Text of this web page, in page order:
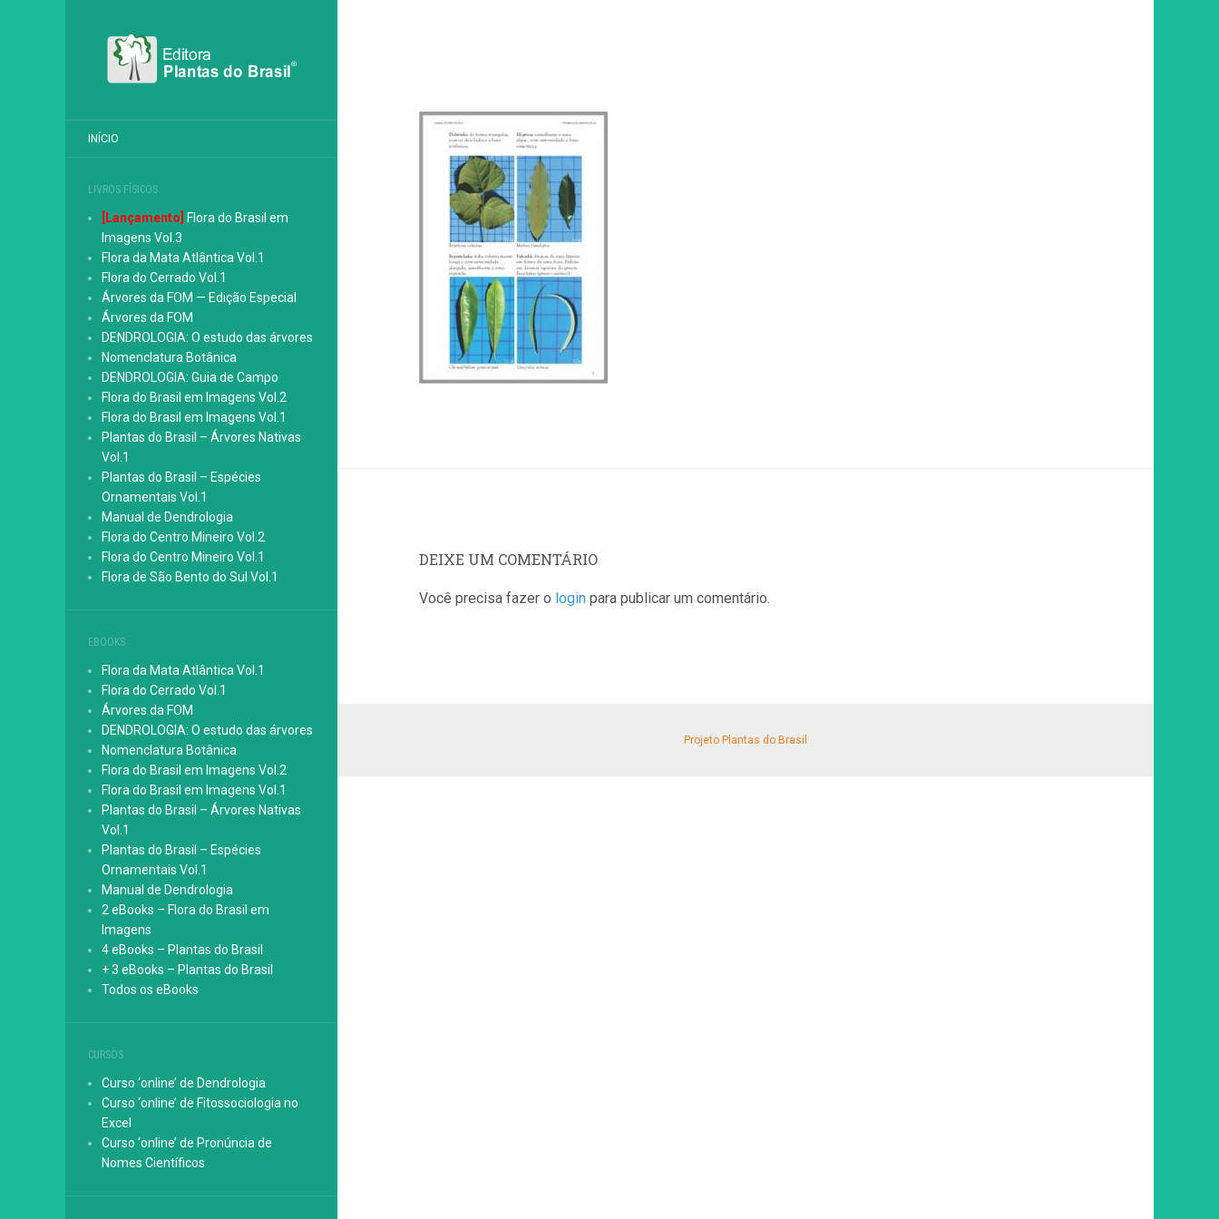
INÍCIO
LIVROS FÍSICOS
[Lançamento]
Flora do Brasil em
Imagens Vol.3
Flora da Mata Atlântica Vol.1
Flora do Cerrado Vol.1
Árvores da FOM — Edição Especial
Árvores da FOM
DENDROLOGIA: O estudo das árvores
Nomenclatura Botânica
DENDROLOGIA: Guia de Campo
Flora do Brasil em Imagens Vol.2
Flora do Brasil em Imagens Vol.1
Plantas do Brasil – Árvores Nativas
Vol.1
Plantas do Brasil – Espécies
Ornamentais Vol.1
Manual de Dendrologia
Flora do Centro Mineiro Vol.2
Flora do Centro Mineiro Vol.1
Flora de São Bento do Sul Vol.1
EBOOKS
Flora da Mata Atlântica Vol.1
Flora do Cerrado Vol.1
Árvores da FOM
DENDROLOGIA: O estudo das árvores
Nomenclatura Botânica
Flora do Brasil em Imagens Vol.2
Flora do Brasil em Imagens Vol.1
Plantas do Brasil – Árvores Nativas
Vol.1
Plantas do Brasil – Espécies
Ornamentais Vol.1
Manual de Dendrologia
2 eBooks – Flora do Brasil em
Imagens
4 eBooks – Plantas do Brasil
+ 3 eBooks – Plantas do Brasil
Todos os eBooks
CURSOS
Curso ‘online’ de Dendrologia
Curso ‘online’ de Fitossociologia no
Excel
Curso ‘online’ de Pronúncia de
Nomes Científicos
DEIXE UM COMENTÁRIO
Você precisa fazer o login para publicar um comentário.
Projeto Plantas do Brasil